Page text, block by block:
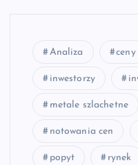
Analiza ceny
inwestorzy
metale szlachetne
notowania cen
popyt rynek